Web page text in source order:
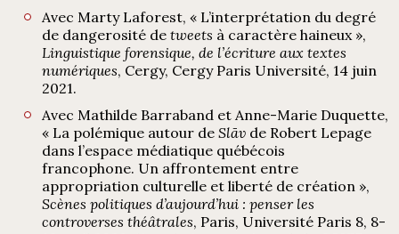
Avec Marty Laforest, « L’interprétation du degré
de dangerosité de tweets à caractère haineux »,
Linguistique forensique, de l’écriture aux textes
numériques, Cergy, Cergy Paris Université, 14 juin
2021.
Avec Mathilde Barraband et Anne-Marie Duquette,
« La polémique autour de Slāv de Robert Lepage
dans l’espace médiatique québécois
francophone. Un affrontement entre
appropriation culturelle et liberté de création »,
Scènes politiques d’aujourd’hui : penser les
controverses théâtrales, Paris, Université Paris 8, 8-